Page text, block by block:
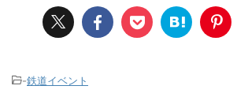
-鉄道イベント